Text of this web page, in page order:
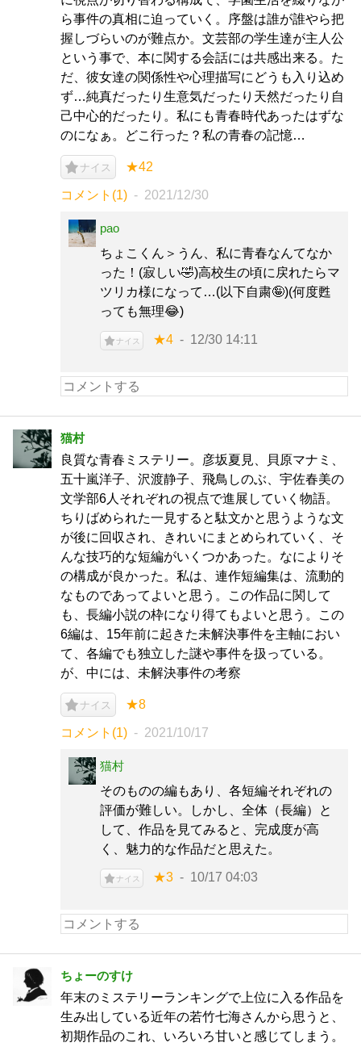
ら事件の真相に迫っていく。序盤は誰が誰やら把
握しづらいのが難点か。文芸部の学生達が主人公
という事で、本に関する会話には共感出来る。た
だ、彼女達の関係性や心理描写にどうも入り込め
ず…純真だったり生意気だったり天然だったり自
己中心的だったり。私にも青春時代あったはずな
のになぁ。どこ行った？私の青春の記憶…
ナイス ★42
コメント(1) 2021/12/30
pao
ちょこくん＞うん、私に青春なんてなか
った！(寂しい🤣)高校生の頃に戻れたらマ
ツリカ様になって…(以下自粛🤪)(何度甦
っても無理😂)
ナイス ★4 12/30 14:11
猫村
良質な青春ミステリー。彦坂夏見、貝原マナミ、
五十嵐洋子、沢渡静子、飛鳥しのぶ、宇佐春美の
文学部6人それぞれの視点で進展していく物語。
ちりばめられた一見すると駄文かと思うような文
が後に回収され、きれいにまとめられていく、そ
んな技巧的な短編がいくつかあった。なによりそ
の構成が良かった。私は、連作短編集は、流動的
なものであってよいと思う。この作品に関して
も、長編小説の枠になり得てもよいと思う。この
6編は、15年前に起きた未解決事件を主軸におい
て、各編でも独立した謎や事件を扱っている。
が、中には、未解決事件の考察
ナイス ★8
コメント(1) 2021/10/17
猫村
そのものの編もあり、各短編それぞれの
評価が難しい。しかし、全体（長編）と
して、作品を見てみると、完成度が高
く、魅力的な作品だと思えた。
ナイス ★3 10/17 04:03
ちょーのすけ
年末のミステリーランキングで上位に入る作品を
生み出している近年の若竹七海さんから思うと、
初期作品のこれ、いろいろ甘いと感じてしまう。